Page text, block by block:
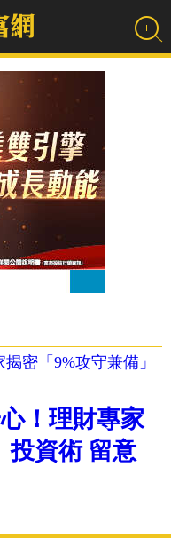
密「9%攻守兼備」
！理財專家
投資術 留意